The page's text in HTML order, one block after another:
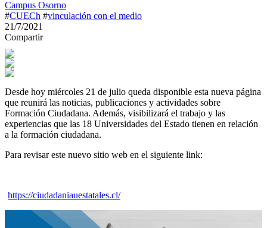
Campus Osorno
#CUECh #vinculación con el medio
21/7/2021
Compartir
Desde hoy miércoles 21 de julio queda disponible esta nueva página
que reunirá las noticias, publicaciones y actividades sobre
Formación Ciudadana. Además, visibilizará el trabajo y las
experiencias que las 18 Universidades del Estado tienen en relación
a la formación ciudadana.
Para revisar este nuevo sitio web en el siguiente link:
https://ciudadaniauestatales.cl/